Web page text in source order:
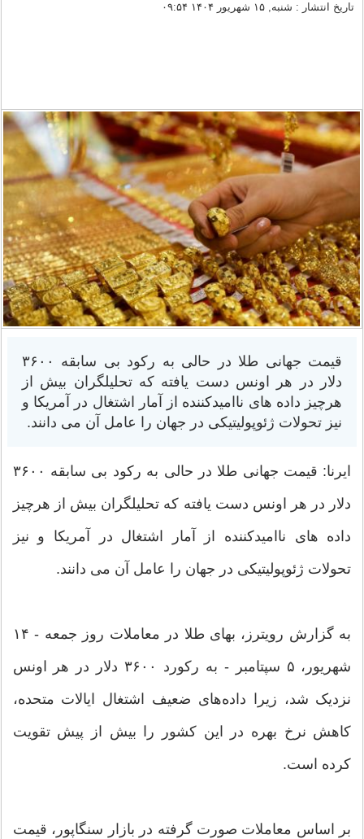
تاریخ انتشار : شنبه, ۱۵ شهریور ۱۴۰۴ ۰۹:۵۴
قیمت جهانی طلا در حالی به رکود بی سابقه ۳۶۰۰
دلار در هر اونس دست یافته که تحلیلگران بیش از
هرچیز داده های ناامیدکننده از آمار اشتغال در آمریکا و
نیز تحولات ژئوپولیتیکی در جهان را عامل آن می دانند.
ایرنا: قیمت جهانی طلا در حالی به رکود بی سابقه ۳۶۰۰
دلار در هر اونس دست یافته که تحلیلگران بیش از هرچیز
داده های ناامیدکننده از آمار اشتغال در آمریکا و نیز
تحولات ژئوپولیتیکی در جهان را عامل آن می دانند.
به گزارش رویترز، بهای طلا در معاملات روز جمعه - ۱۴
شهریور، ۵ سپتامبر - به رکورد ۳۶۰۰ دلار در هر اونس
نزدیک شد، زیرا داده‌های ضعیف اشتغال ایالات متحده،
کاهش نرخ بهره در این کشور را بیش از پیش تقویت
کرده است.
بر اساس معاملات صورت گرفته در بازار سنگاپور، قیمت